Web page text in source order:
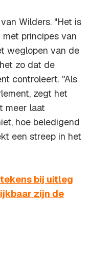
Wilders. "Het is
principes van
weglopen van de
zo dat de
controleert. "Als
zegt het
meer laat
hoe beledigend
een streep in het
bij uitleg
zijn de